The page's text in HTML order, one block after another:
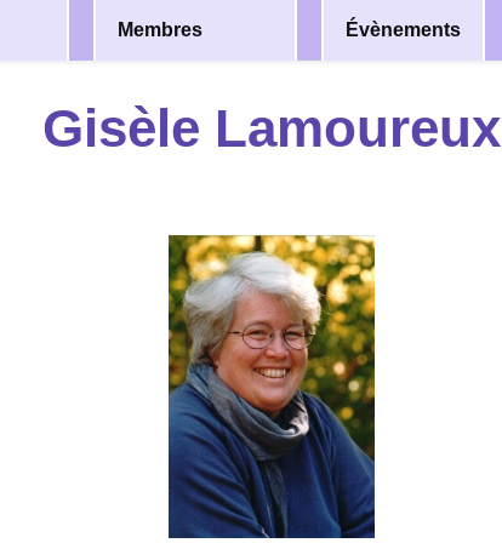
Membres Évènements
Gisèle Lamoureux